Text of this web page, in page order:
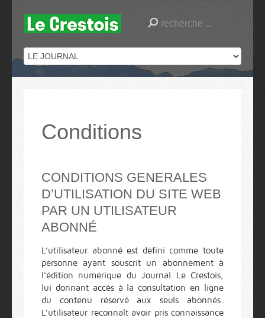
Conditions
CONDITIONS GENERALES
D’UTILISATION DU SITE WEB
PAR UN UTILISATEUR
ABONNÉ
L’utilisateur abonné est défini comme toute
personne ayant souscrit un abonnement à
l’édition numérique du Journal Le Crestois,
lui donnant accès à la consultation en ligne
du contenu réservé aux seuls abonnés.
L’utilisateur reconnaît avoir pris connaissance